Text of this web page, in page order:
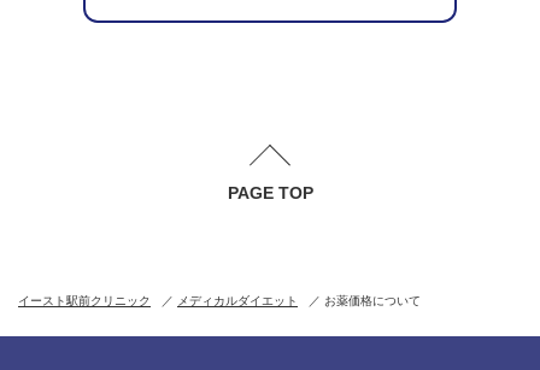
PAGE TOP
イースト駅前クリニック メディカルダイエット お薬価格について